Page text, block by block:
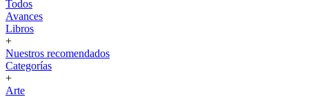
Todos
Avances
Libros
+
Nuestros recomendados
Categorías
+
Arte